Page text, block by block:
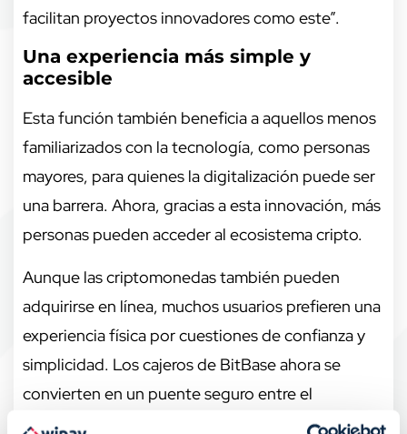
facilitan proyectos innovadores como este”.
Una experiencia más simple y
accesible
Esta función también beneficia a aquellos menos
familiarizados con la tecnología, como personas
mayores, para quienes la digitalización puede ser
una barrera. Ahora, gracias a esta innovación, más
personas pueden acceder al ecosistema cripto.
Aunque las criptomonedas también pueden
adquirirse en línea, muchos usuarios prefieren una
experiencia física por cuestiones de confianza y
simplicidad. Los cajeros de BitBase ahora se
convierten en un puente seguro entre el
ecosistema digital y el mundo físico, gracias a la